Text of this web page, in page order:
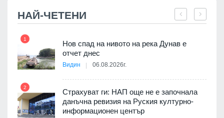
НАЙ-ЧЕТЕНИ
1
Нов спад на нивото на река Дунав е
отчет днес
Видин 06.08.2026г.
2
Страхуват ги: НАП още не е започнала
данъчна ревизия на Руския културно-
информационен център